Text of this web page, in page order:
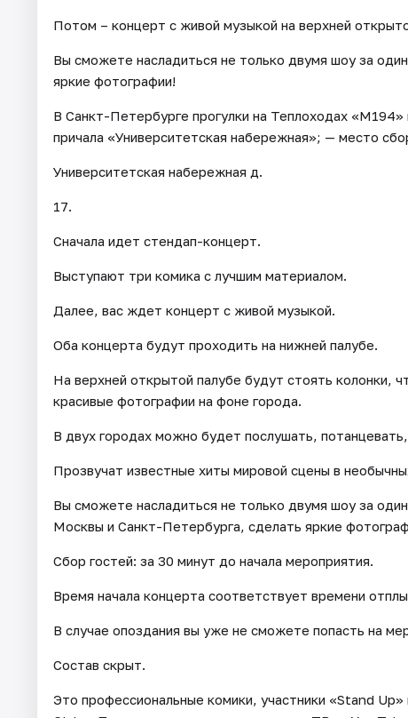
Потом – концерт с живой музыкой на верхней
Вы сможете насладиться не только двумя шоу за
яркие фотографии!
В Санкт-Петербурге прогулки на Теплоходах
причала «Университетская набережная»; — место
Университетская набережная д.
17.
Сначала идет стендап-концерт.
Выступают три комика с лучшим материалом.
Далее, вас ждет концерт с живой музыкой.
Оба концерта будут проходить на нижней палубе.
На верхней открытой палубе будут стоять колонки,
красивые фотографии на фоне города.
В двух городах можно будет послушать,
Прозвучат известные хиты мировой сцены в
Вы сможете насладиться не только двумя шоу за
Москвы и Санкт-Петербурга, сделать яркие
Сбор гостей: за 30 минут до начала мероприятия.
Время начала концерта соответствует времени
В случае опоздания вы уже не сможете попасть на
Состав скрыт.
Это профессиональные комики, участники «Stand